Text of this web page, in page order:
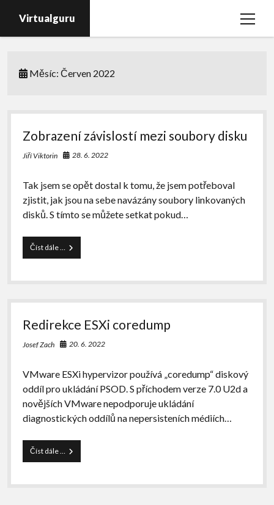
Virtualguru
open
vSphere
Veeam
PureStorage
email
Měsíc:Červen 2022
Zobrazení závislostí mezi soubory disku
Jiří Viktorin 28. 6. 2022
Tak jsem se opět dostal k tomu, že jsem potřeboval
zjistit, jak jsou na sebe navázány soubory linkovaných
disků. S tímto se můžete setkat pokud…
Číst dále …
Zobrazení
závislostí
soubory
Redirekce ESXi coredump
Josef Zach 20. 6. 2022
VMware ESXi hypervizor používá „coredump“ diskový
oddíl pro ukládání PSOD. S příchodem verze 7.0 U2d a
novějších VMware nepodporuje ukládání
diagnostických oddílů na nepersisteních médiích…
Číst dále …
Redirekce
ESXi